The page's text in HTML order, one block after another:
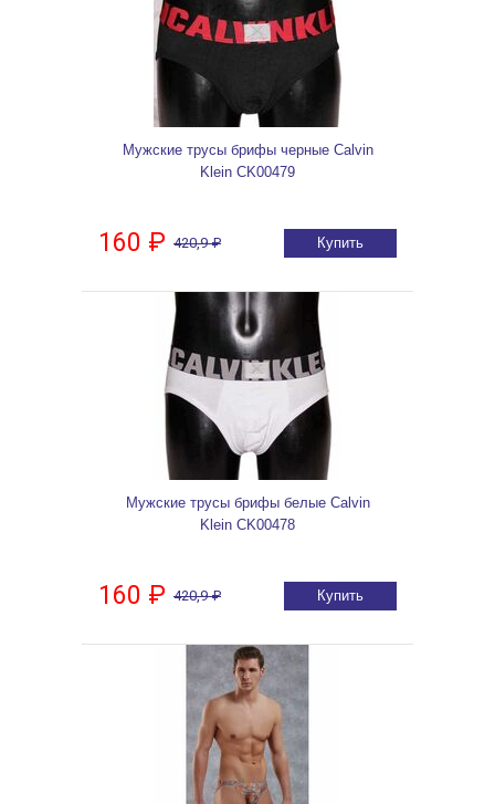
Мужские трусы брифы черные Calvin
Klein CK00479
160 ₽ 420,9 ₽ Купить
Мужские трусы брифы белые Calvin
Klein CK00478
160 ₽ 420,9 ₽ Купить